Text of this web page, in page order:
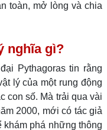
toàn, mở lòng và chia
nghĩa gì?
Pythagoras tin rằng
lý của một rung động
con số. Mà trải qua vài
2000, mới có tác giả
khám phá những thông